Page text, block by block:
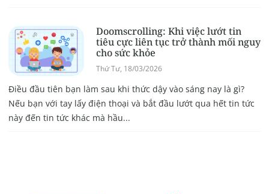
Doomscrolling: Khi việc lướt tin
tiêu cực liên tục trở thành mối nguy
cho sức khỏe
Thứ Tư, 18/03/2026
Điều đầu tiên bạn làm sau khi thức dậy vào sáng nay là gì?
Nếu bạn với tay lấy điện thoại và bắt đầu lướt qua hết tin tức
này đến tin tức khác mà hầu...